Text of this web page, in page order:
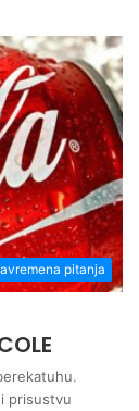
pitanja
prisustvu